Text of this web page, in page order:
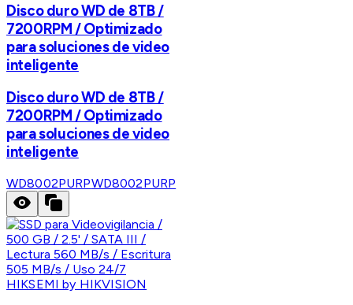
Disco duro WD de 8TB /
7200RPM / Optimizado
para soluciones de video
inteligente
Disco duro WD de 8TB /
7200RPM / Optimizado
para soluciones de video
inteligente
WD8002PURPWD8002PURP
HIKSEMI by HIKVISION